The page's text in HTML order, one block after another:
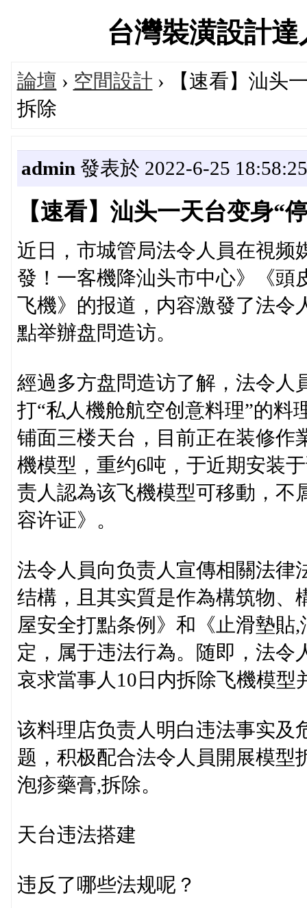
台灣裝潢設計
論壇 › 空間設計 › 【速看】汕头
拆除
admin 發表於 2022-6-25 18:58:25
【速看】汕头一天台变身“
近日，市城管局法令人員在視频
發！一客機降汕头市中心》《頭
飞機》的报道，内容激發了法令
點举辦盘問造访。
經過多方盘問造访了解，法令人
打“私人機舱航空创意料理”的料
铺面三楼天台，目前正在装修作
機模型，重约6吨，于近期安装
责人認為该飞機模型可移動，不
容许证》。
法令人員向负责人宣傳相關法律
结構，且其实質是作為構筑物、
屋安全打點条例》和《止滑墊貼
定，属于违法行為。随即，法令
哀求當事人10日内拆除飞機模型
该料理店负责人明白违法事实及
题，积极配合法令人員開展模型
泡疹藥膏,拆除。
天台违法搭建
违反了哪些法规呢？